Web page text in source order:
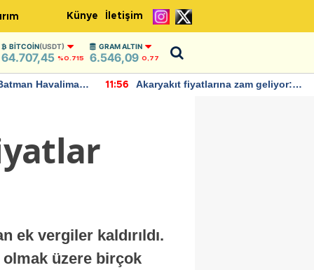
Künye İletişim
BITCOIN(USDT)
64.707,45 %0.715
GRAM ALTIN
6.546,09 0,77
Havalimanı
11:56
Akaryakıt fiyatlarına zam geliyor:
ek vergiler kaldırıldı.
olmak üzere birçok